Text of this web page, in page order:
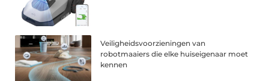
Veiligheidsvoorzieningen van
robotmaaiers die elke huiseigenaar moet
kennen